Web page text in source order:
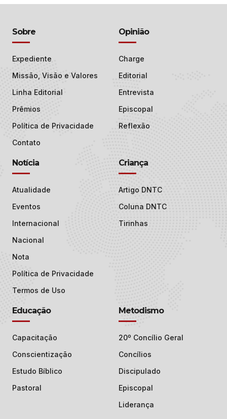
Sobre
Expediente
Missão, Visão e Valores
Linha Editorial
Prêmios
Política de Privacidade
Contato
Opinião
Charge
Editorial
Entrevista
Episcopal
Reflexão
Notícia
Atualidade
Eventos
Internacional
Nacional
Nota
Política de Privacidade
Termos de Uso
Criança
Artigo DNTC
Coluna DNTC
Tirinhas
Educação
Capacitação
Conscientização
Estudo Bíblico
Pastoral
Metodismo
20º Concílio Geral
Concílios
Discipulado
Episcopal
Liderança